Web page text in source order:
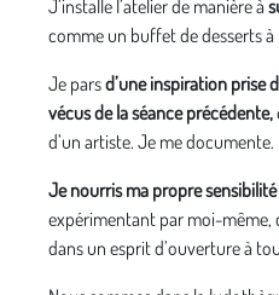
J’installe l’atelier de manière à
comme un buffet de desserts
Je parsd’une inspiration prise
vécus de la séance précédente,
d’un artiste. Je me documente.
Je nourris ma propre
expérimentant par moi-même,
dans un esprit d’ouverture à